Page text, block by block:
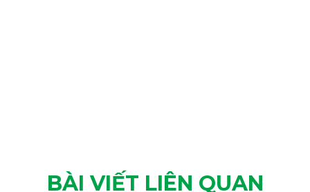
BÀI VIẾT LIÊN QUAN